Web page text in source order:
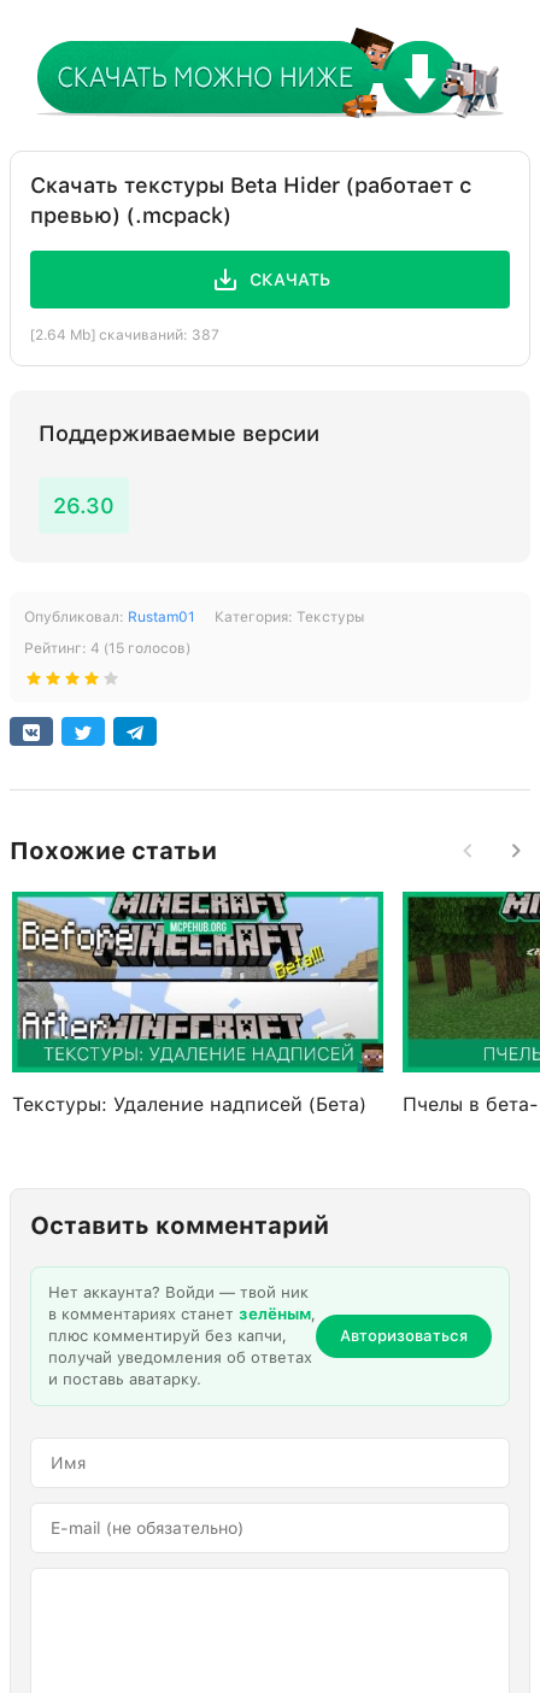
Скачать текстуры Beta Hider (работает с
превью) (.mcpack)
СКАЧАТЬ
[2.64 Mb] скачиваний: 387
Поддерживаемые версии
26.30
Опубликовал: Rustam01 Категория: Текстуры
Рейтинг: 4 (15 голосов)
Похожие статьи
Текстуры: Удаление надписей (Бета) Пчелы в
Оставить комментарий
Нет аккаунта? Войди — твой ник
в комментариях станет зелёным,
плюс комментируй без капчи,
получай уведомления об ответах
и поставь аватарку.
Авторизоваться